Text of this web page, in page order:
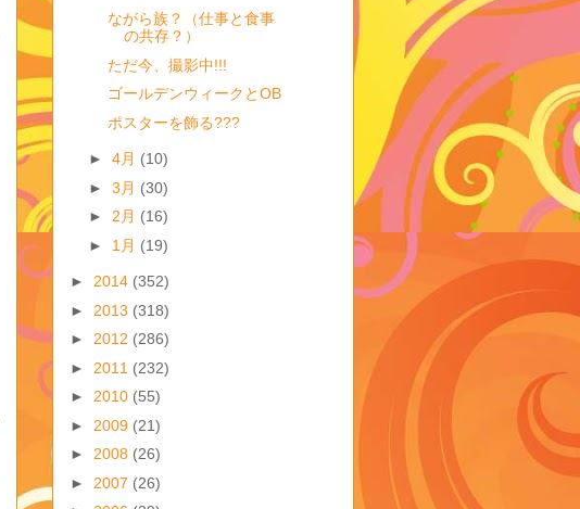
ながら族？（仕事と食事
の共存？）
ただ今、撮影中!!!
ゴールデンウィークとOB
ポスターを飾る???
► 4月 (10)
► 3月 (30)
► 2月 (16)
► 1月 (19)
► 2014 (352)
► 2013 (318)
► 2012 (286)
► 2011 (232)
► 2010 (55)
► 2009 (21)
► 2008 (26)
► 2007 (26)